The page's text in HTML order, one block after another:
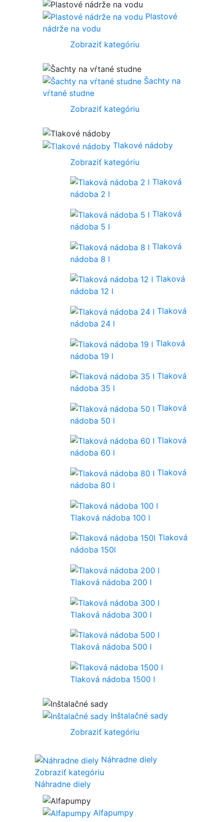
Plastové
nádrže na vodu
Zobraziť kategóriu
Šachty na
vŕtané studne
Zobraziť kategóriu
Tlakové nádoby
Zobraziť kategóriu
Tlaková
nádoba 2 l
Tlaková
nádoba 5 l
Tlaková
nádoba 8 l
Tlaková
nádoba 12 l
Tlaková
nádoba 24 l
Tlaková
nádoba 19 l
Tlaková
nádoba 35 l
Tlaková
nádoba 50 l
Tlaková
nádoba 60 l
Tlaková
nádoba 80 l
Tlaková nádoba 100 l
Tlaková
nádoba 150l
Tlaková nádoba 200 l
Tlaková nádoba 300 l
Tlaková nádoba 500 l
Tlaková nádoba 1500 l
Inštalačné sady
Zobraziť kategóriu
Náhradne diely
Zobraziť kategóriu
Náhradne diely
Alfapumpy